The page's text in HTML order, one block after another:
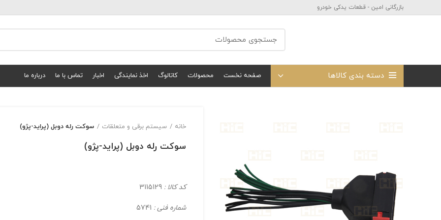
بازرگانی امین - قطعات یدکی خودرو
دسته بندی کالاها صفحه نخست محصولات کاتالوگ اخذ نمایندگی اخبار تماس با ما درباره ما
خانه سیستم برقی و متعلقات سوکت رله دوبل (پرايد-پژو)
سوکت رله دوبل (پرايد-پژو)
کد کالا : 3115129
شماره فنی :